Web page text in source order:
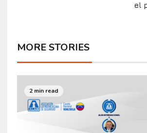
el
MORE STORIES
2 min read